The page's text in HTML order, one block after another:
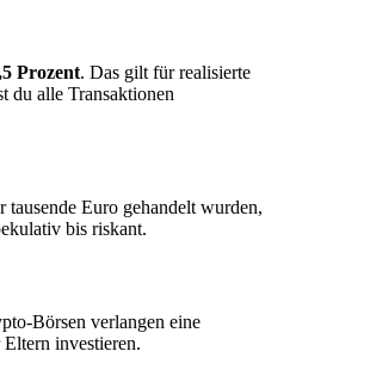
Prozent. Das gilt für realisierte
du alle Transaktionen
Euro gehandelt wurden,
bis riskant.
Börsen verlangen eine
investieren.